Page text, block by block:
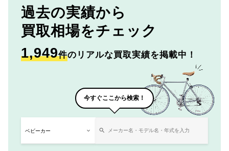
過去の実績から
買取相場をチェック
1,949件のリアルな買取実績を掲載中！
今すぐここから検索！